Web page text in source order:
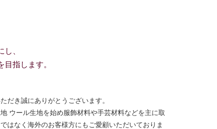
、
指します。
だき誠にありがとうございます。
ウール生地を始め服飾材料や手芸材料などを主に取
はなく海外のお客様方にもご愛顧いただいておりま